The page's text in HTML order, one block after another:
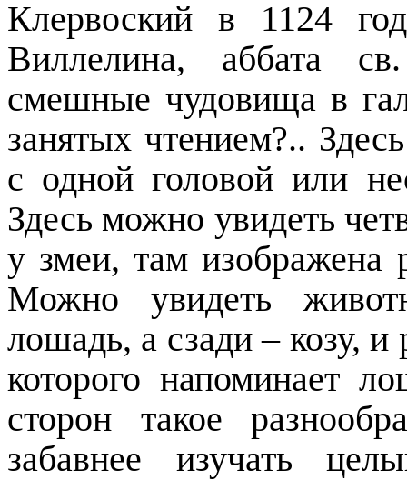
Клервоский в 1124
Виллелина, аббата
смешные чудовища в
занятых чтением?..
с одной головой или
Здесь можно увидеть
у змеи, там изображена
Можно увидеть
лошадь, а сзади – козу, и
которого напоминает
сторон такое
забавнее изучать